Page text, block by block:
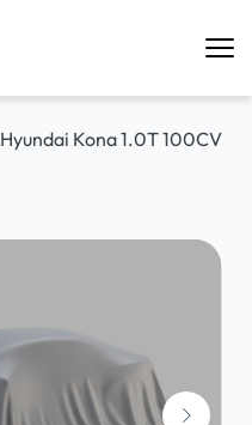
Hyundai Kona 1.0T 100CV